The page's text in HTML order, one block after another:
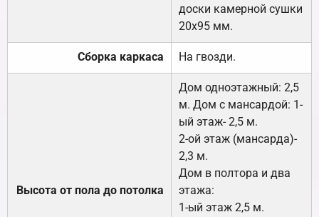
доски камерной сушки
20х95 мм.
Сборка каркаса На гвозди.
Высота от пола до потолка
Дом одноэтажный: 2,5
м. Дом с мансардой: 1-
ый этаж- 2,5 м.
2-ой этаж (мансарда)-
2,3 м.
Дом в полтора и два
этажа:
1-ый этаж 2,5 м.